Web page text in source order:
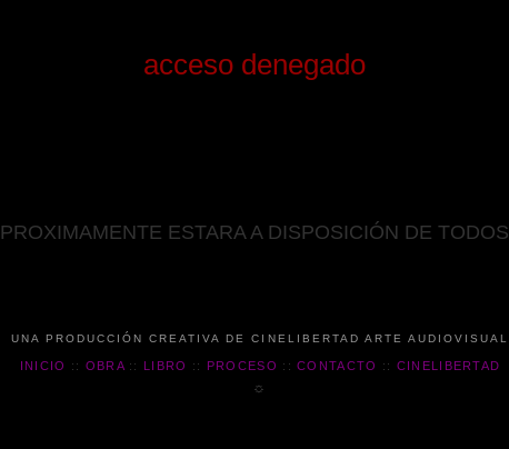
acceso denegado
PROXIMAMENTE ESTARA A DISPOSICIÓN DE TODOS
UNA PRODUCCIÓN CREATIVA DE CINELIBERTAD ARTE AUDIOVISUAL
INICIO :: OBRA:: LIBRO :: PROCESO ::CONTACTO :: CINELIBERTAD
☼